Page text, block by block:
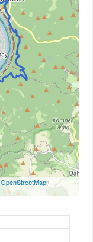
OpenStreetMap